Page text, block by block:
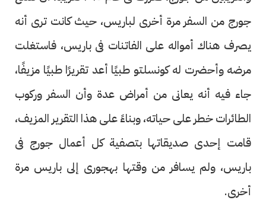
جورج من السفر مرة أخرى لباريس، حيث كانت ترى أنه
يصرف هناك أمواله على الفاتنات فى باريس، فاستغلت
مرضه وأحضرت له كونسلتو طبيًا أعد تقريرًا طبيًا مزيفًا،
جاء فيه أنه يعانى من أمراض عدة وأن السفر وركوب
الطائرات خطر على حياته، وبناءً على هذا التقرير المزيف،
قامت إحدى صديقاتها بتصفية كل أعمال جورج فى
باريس، ولم يسافر من وقتها بهجورى إلى باريس مرة
أخرى.